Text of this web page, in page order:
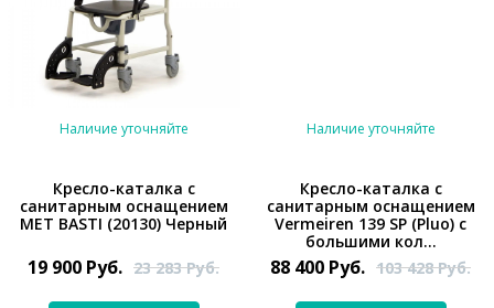
*}
Наличие уточняйте
Кресло-каталка с
санитарным оснащением
MET BASTI (20130) Черный
19 900 Руб. 23 283Руб.
*}
Наличие уточняйте
Кресло-каталка с
санитарным оснащением
Vermeiren 139 SP (Pluo) с
большими кол...
88 400 Руб. 103 428Руб.